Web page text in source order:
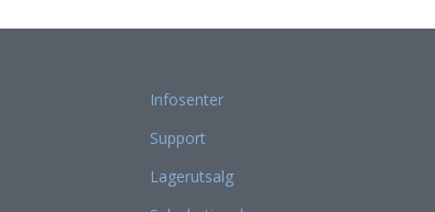
Infosenter
Support
Lagerutsalg